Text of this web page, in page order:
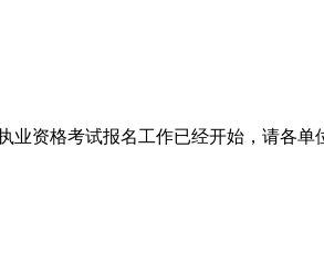
资格考试报名工作已经开始，请各单